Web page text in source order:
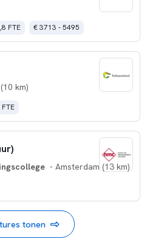
FTE € 3713 - 5495
km)
- Amsterdam (13 km)
tonen